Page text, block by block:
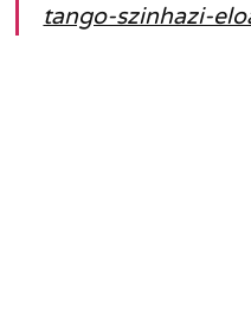
tango-szinhazi-